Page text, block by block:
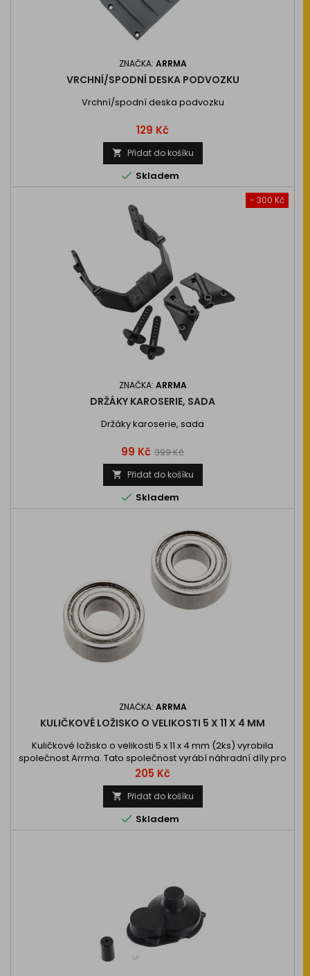
ZNAČKA: ARRMA
VRCHNÍ/SPODNÍ DESKA PODVOZKU
Vrchní/spodní deska podvozku
Cena
129 Kč
 Přidat do košíku
 Skladem
- 300 Kč
ZNAČKA: ARRMA
DRŽÁKY KAROSERIE, SADA
Držáky karoserie, sada
Cena
99 Kč Běžná
cena
399 Kč
 Přidat do košíku
 Skladem
ZNAČKA: ARRMA
KULIČKOVÉ LOŽISKO O VELIKOSTI 5 X 11 X 4 MM
Kuličkové ložisko o velikosti 5 x 11 x 4 mm (2ks) vyrobila
společnost Arrma. Tato společnost vyrábí náhradní díly pro
RC modely z kvalitních materiálů, které zaručí dlouhou
životnost.
Cena
205 Kč
 Přidat do košíku
 Skladem